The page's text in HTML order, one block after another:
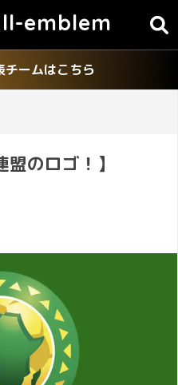
emblem
チームはこちら
盟のロゴ！】